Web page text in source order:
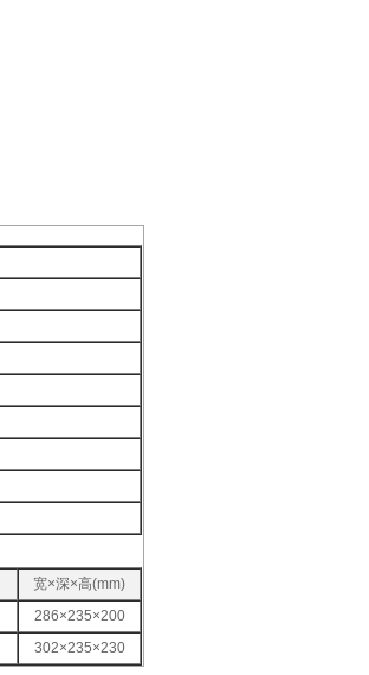
宽×深×高(mm)
286×235×200
302×235×230